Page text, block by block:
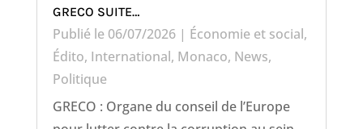
GRECO SUITE…
Publié le 06/07/2026| Économie et social,
Édito, International, Monaco, News,
Politique
GRECO : Organe du conseil de l’Europe